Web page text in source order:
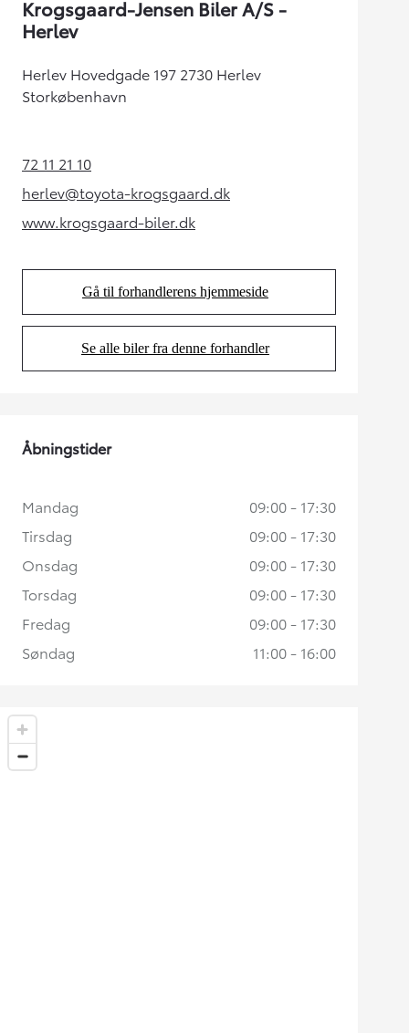
Krogsgaard-Jensen Biler A/S -
Herlev
Herlev Hovedgade 197 2730 Herlev
Storkøbenhavn
72 11 21 10(Opens in new tab)
herlev@toyota-krogsgaard.dk
(Opens in new tab)
www.krogsgaard-biler.dk
(Opens in new tab)
Gå til forhandlerens hjemmeside
(Opens in new tab)
Se alle biler fra denne forhandler
(Opens in new tab)
Åbningstider
Mandag
09:00 - 17:30
Tirsdag
09:00 - 17:30
Onsdag
09:00 - 17:30
Torsdag
09:00 - 17:30
Fredag
09:00 - 17:30
Søndag
11:00 - 16:00